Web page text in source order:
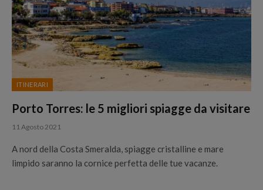
ITINERARI
Porto Torres: le 5 migliori spiagge da visitare
11 Agosto 2021
A nord della Costa Smeralda, spiagge cristalline e mare
limpido saranno la cornice perfetta delle tue vacanze.